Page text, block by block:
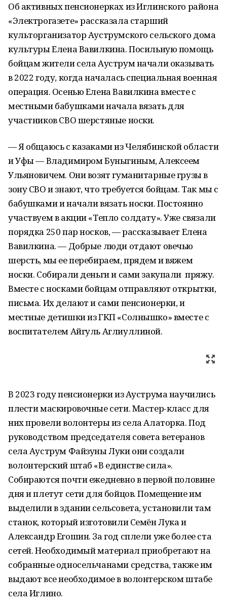
Об активных пенсионерках из Иглинского района
«Электрогазете» рассказала старший
культорганизатор Ауструмского сельского дома
культуры Елена Вавилкина. Посильную помощь
бойцам жители села Ауструм начали оказывать
в 2022 году, когда началась специальная военная
операция. Осенью Елена Вавилкина вместе с
местными бабушками начала вязать для
участников СВО шерстяные носки.
— Я общаюсь с казаками из Челябинской области
и Уфы — Владимиром Буныгиным, Алексеем
Ульяновичем. Они возят гуманитарные грузы в
зону СВО и знают, что требуется бойцам. Так мы с
бабушками и начали вязать носки. Постоянно
участвуем в акции «Тепло солдату». Уже связали
порядка 250 пар носков, — рассказывает Елена
Вавилкина. — Добрые люди отдают овечью
шерсть, мы ее перебираем, прядем и вяжем
носки. Собирали деньги и сами закупали пряжу.
Вместе с носками бойцам отправляют открытки,
письма. Их делают и сами пенсионерки, и
местные детишки из ГКП «Солнышко» вместе с
воспитателем Айгуль Аглиуллиной.
В 2023 году пенсионерки из Ауструма научились
плести маскировочные сети. Мастер-класс для
них провели волонтеры из села Алаторка. Под
руководством председателя совета ветеранов
села Ауструм Файзуны Луки они создали
волонтерский штаб «В единстве сила».
Собираются почти ежедневно в первой половине
дня и плетут сети для бойцов. Помещение им
выделили в здании сельсовета, установили там
станок, который изготовили Семён Лука и
Александр Егошин. За год сплели уже более ста
сетей. Необходимый материал приобретают на
собранные односельчанами средства, также им
выдают все необходимое в волонтерском штабе
села Иглино.